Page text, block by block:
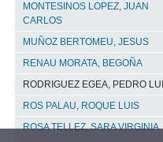
MONTESINOS LOPEZ, JUAN
CARLOS
MUÑOZ BERTOMEU, JESUS
RENAU MORATA, BEGOÑA
RODRIGUEZ EGEA, PEDRO
ROS PALAU, ROQUE LUIS
ROSA TELLEZ, SARA VIRGINIA